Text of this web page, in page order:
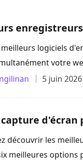
logiciels
votre
5 juin 2026
d'écran
découvrir les
meilleures options